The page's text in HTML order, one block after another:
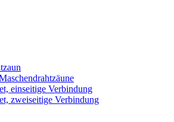
einseitige Verbindung
zweiseitige Verbindung